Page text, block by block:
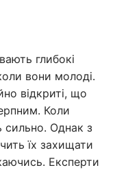
глибокі
вони молоді.
відкриті, що
Коли
сильно. Однак з
їх захищати
Експерти